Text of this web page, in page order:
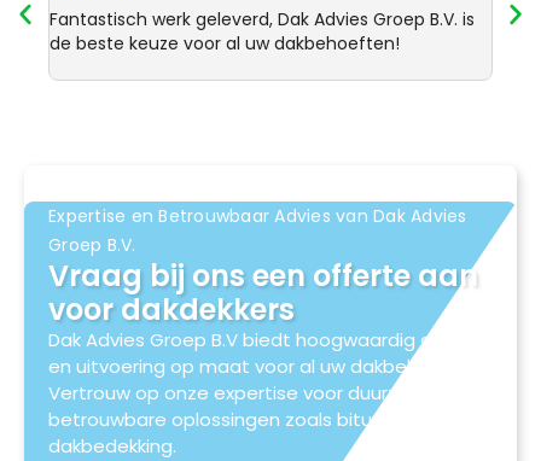
Fantastisch werk geleverd, Dak Advies Groep B.V. is
de beste keuze voor al uw dakbehoeften!
Expertise en Betrouwbaar Advies van Dak Advies
Groep B.V.
Vraag bij ons een offerte aan
voor dakdekkers
Dak Advies Groep B.V biedt hoogwaardig advies
en uitvoering op maat voor al uw dakbehoeften.
Vertrouw op onze expertise voor duurzame en
betrouwbare oplossingen zoals bitumen
dakbedekking.